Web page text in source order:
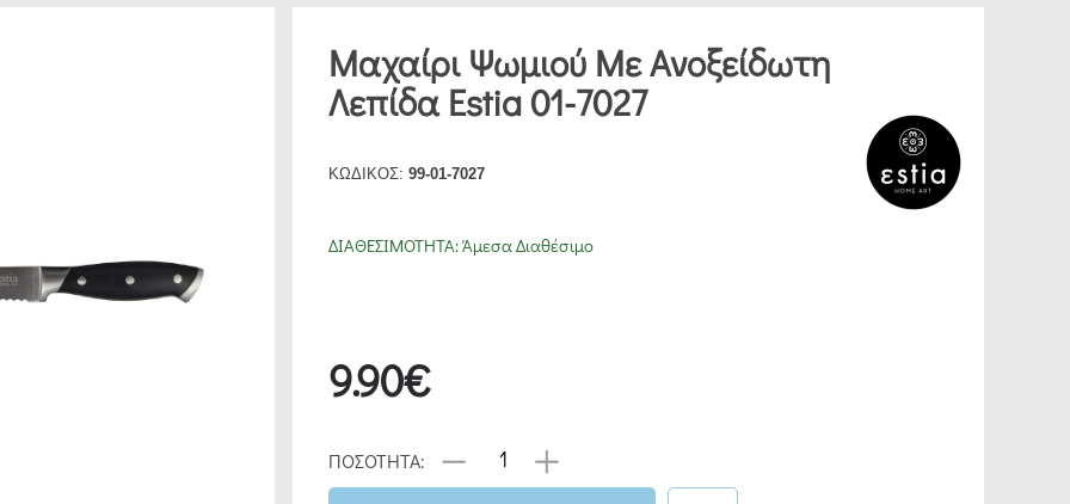
Μαχαίρι Ψωμιού Με Ανοξείδωτη
Λεπίδα Estia 01-7027
ΚΩΔΙΚΟΣ: 99-01-7027
ΔΙΑΘΕΣΙΜΟΤΗΤΑ:Άμεσα Διαθέσιμο
9.90€
ΠΟΣΟΤΗΤΑ: